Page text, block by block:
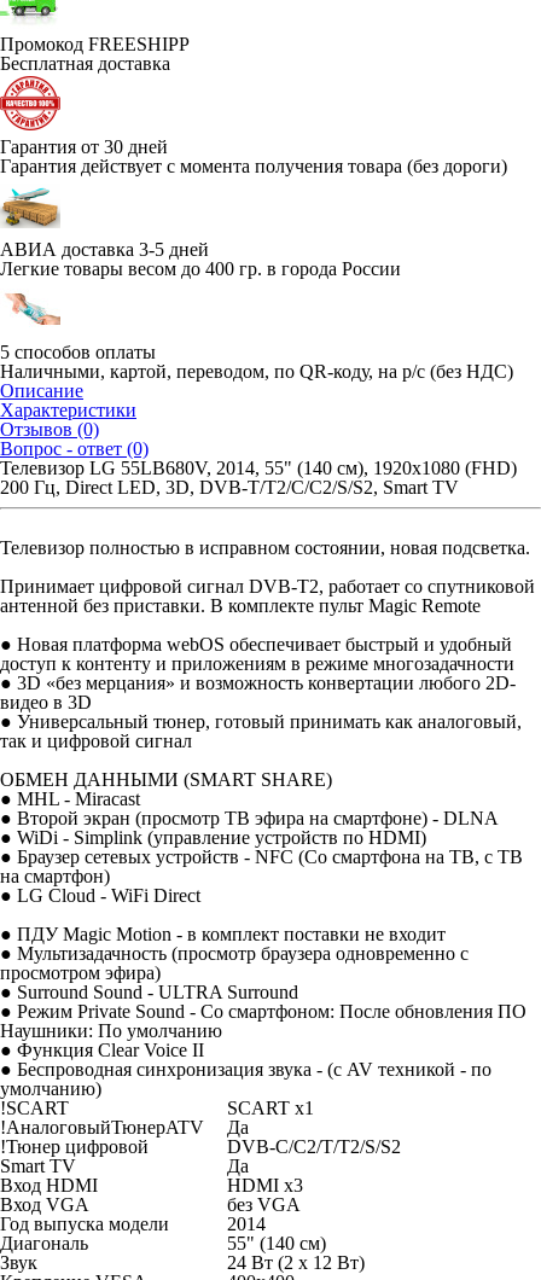
Промокод FREESHIPP
Бесплатная доставка
Гарантия от 30 дней
Гарантия действует с момента получения товара (без дороги)
АВИА доставка 3-5 дней
Легкие товары весом до 400 гр. в города России
5 способов оплаты
Наличными, картой, переводом, по QR-коду, на р/с (без НДС)
Описание
Характеристики
Отзывов (0)
Вопрос - ответ (0)
Телевизор LG 55LB680V, 2014, 55" (140 см), 1920x1080 (FHD)
200 Гц, Direct LED, 3D, DVB-T/T2/C/C2/S/S2, Smart TV
Телевизор полностью в исправном состоянии, новая подсветка.
Принимает цифровой сигнал DVB-T2, работает со спутниковой
антенной без приставки. В комплекте пульт Magic Remote
● Новая платформа webOS обеспечивает быстрый и удобный
доступ к контенту и приложениям в режиме многозадачности
● 3D «без мерцания» и возможность конвертации любого 2D-
видео в 3D
● Универсальный тюнер, готовый принимать как аналоговый,
так и цифровой сигнал
ОБМЕН ДАННЫМИ (SMART SHARE)
● MHL - Miracast
● Второй экран (просмотр ТВ эфира на смартфоне) - DLNA
● WiDi - Simplink (управление устройств по HDMI)
● Браузер сетевых устройств - NFC (Со смартфона на ТВ, с ТВ
на смартфон)
● LG Cloud - WiFi Direct
● ПДУ Magic Motion - в комплект поставки не входит
● Мультизадачность (просмотр браузера одновременно с
просмотром эфира)
● Surround Sound - ULTRA Surround
● Режим Private Sound - Со смартфоном: После обновления ПО
Наушники: По умолчанию
● Функция Clear Voice II
● Беспроводная синхронизация звука - (с AV техникой - по
умолчанию)
!SCART
SCART x1
!АналоговыйТюнерATV
Да
!Тюнер цифровой
DVB-C/C2/T/T2/S/S2
Smart TV
Да
Вход HDMI
HDMI x3
Вход VGA
без VGA
Год выпуска модели
2014
Диагональ
55" (140 см)
Звук
24 Вт (2 x 12 Вт)